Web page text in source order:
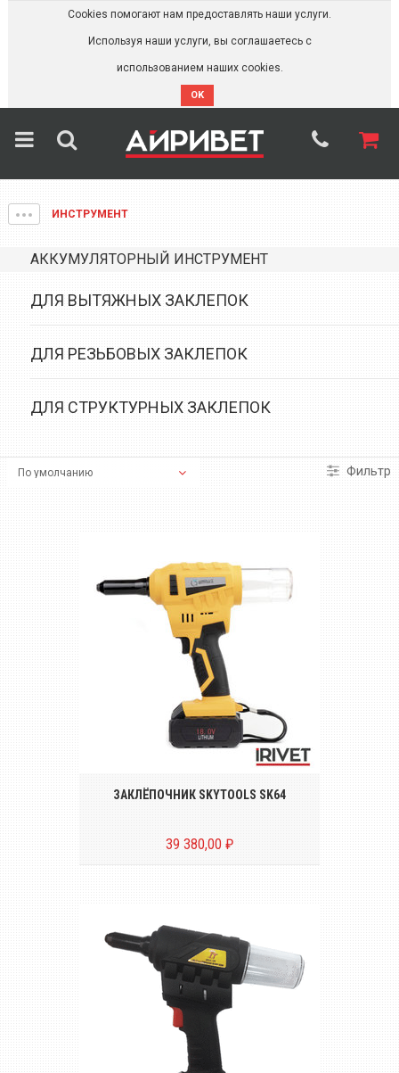
Cookies помогают нам предоставлять наши услуги.
Используя наши услуги, вы соглашаетесь с
использованием наших cookies.
OK
ИНСТРУМЕНТ
АККУМУЛЯТОРНЫЙ ИНСТРУМЕНТ
ДЛЯ ВЫТЯЖНЫХ ЗАКЛЕПОК
ДЛЯ РЕЗЬБОВЫХ ЗАКЛЕПОК
ДЛЯ СТРУКТУРНЫХ ЗАКЛЕПОК
Фильтр
Беспроводной аккумуляторный
инструмент для установки вытяжных
заклёпок диаметром от Ø 3.2 до Ø 6.4 mm
ЗАКЛЁПОЧНИК SKYTOOLS SK64
39 380,00 ₽